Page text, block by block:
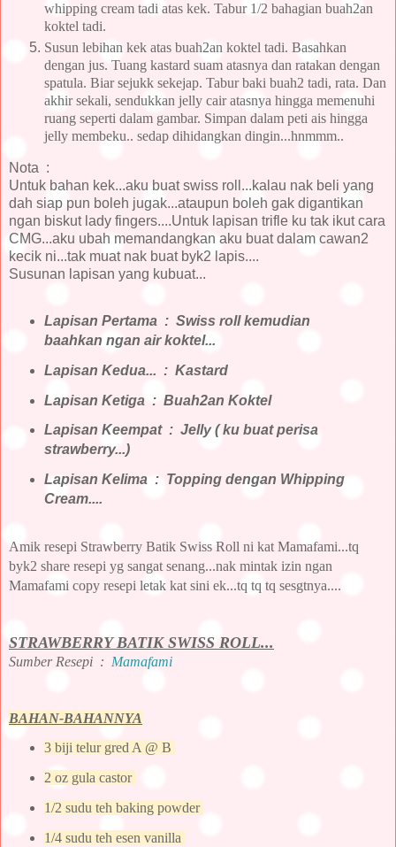
whipping cream tadi atas kek. Tabur 1/2 bahagian buah2an
koktel tadi.
Susun lebihan kek atas buah2an koktel tadi. Basahkan
dengan jus. Tuang kastard suam atasnya dan ratakan dengan
spatula. Biar sejukk sekejap. Tabur baki buah2 tadi, rata. Dan
akhir sekali, sendukkan jelly cair atasnya hingga memenuhi
ruang seperti dalam gambar. Simpan dalam peti ais hingga
jelly membeku.. sedap dihidangkan dingin...hnmmm..
Nota :
Untuk bahan kek...aku buat swiss roll...kalau nak beli yang
dah siap pun boleh jugak...ataupun boleh gak digantikan
ngan biskut lady fingers....Untuk lapisan trifle ku tak ikut cara
CMG...aku ubah memandangkan aku buat dalam cawan2
kecik ni...tak muat nak buat byk2 lapis....
Susunan lapisan yang kubuat...
Lapisan Pertama : Swiss roll kemudian
baahkan ngan air koktel...
Lapisan Kedua... : Kastard
Lapisan Ketiga : Buah2an Koktel
Lapisan Keempat : Jelly ( ku buat perisa
strawberry...)
Lapisan Kelima : Topping dengan Whipping
Cream....
Amik resepi Strawberry Batik Swiss Roll ni kat Mamafami...tq
byk2 share resepi yg sangat senang...nak mintak izin ngan
Mamafami copy resepi letak kat sini ek...tq tq tq sesgtnya....
STRAWBERRY BATIK SWISS ROLL...
Sumber Resepi : Mamafami
BAHAN-BAHANNYA
3 biji telur gred A @ B
2 oz gula castor
1/2 sudu teh baking powder
1/4 sudu teh esen vanilla